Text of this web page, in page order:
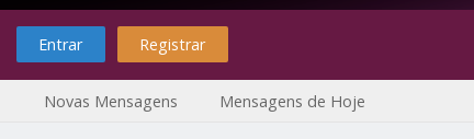
Entrar Registrar
Novas Mensagens Mensagens de Hoje